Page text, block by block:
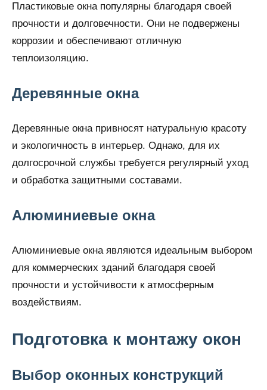
Пластиковые окна популярны благодаря своей
прочности и долговечности. Они не подвержены
коррозии и обеспечивают отличную
теплоизоляцию.
Деревянные окна
Деревянные окна привносят натуральную красоту
и экологичность в интерьер. Однако, для их
долгосрочной службы требуется регулярный уход
и обработка защитными составами.
Алюминиевые окна
Алюминиевые окна являются идеальным выбором
для коммерческих зданий благодаря своей
прочности и устойчивости к атмосферным
воздействиям.
Подготовка к монтажу окон
Выбор оконных конструкций